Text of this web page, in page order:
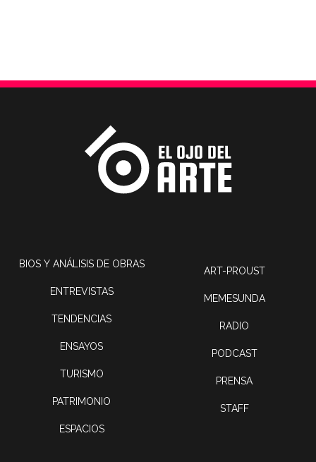
BIOS Y ANÁLISIS DE OBRAS
ENTREVISTAS
TENDENCIAS
ENSAYOS
TURISMO
PATRIMONIO
ESPACIOS
ART-PROUST
MEMESUNDA
RADIO
PODCAST
PRENSA
STAFF